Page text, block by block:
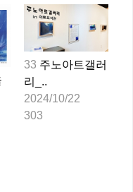
33 주노아트갤러
리_..
2024/10/22
303